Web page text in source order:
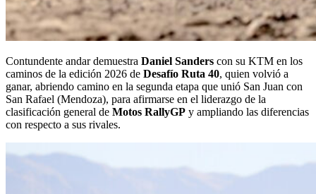
Contundente andar demuestra Daniel Sanders con su KTM en los
caminos de la edición 2026 de Desafío Ruta 40, quien volvió a
ganar, abriendo camino en la segunda etapa que unió San Juan con
San Rafael (Mendoza), para afirmarse en el liderazgo de la
clasificación general de Motos RallyGP y ampliando las diferencias
con respecto a sus rivales.